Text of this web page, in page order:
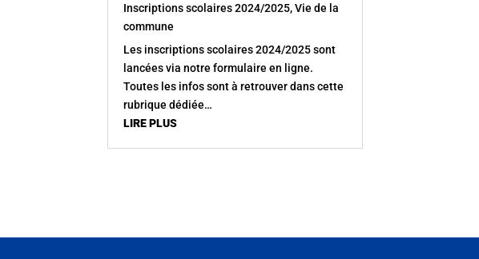
Inscriptions scolaires 2024/2025,Vie de la
commune
Les inscriptions scolaires 2024/2025 sont
lancées via notre formulaire en ligne.
Toutes les infos sont à retrouver dans cette
rubrique dédiée…
LIRE PLUS